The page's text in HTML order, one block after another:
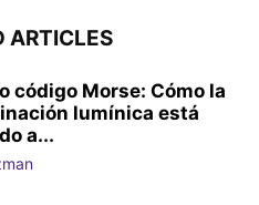
ARTICLES
código Morse: Cómo la
lumínica está
a...